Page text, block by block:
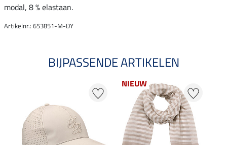
modal, 8 % elastaan.
Artikelnr.: 653851-M-DY
BIJPASSENDE ARTIKELEN
NIEUW